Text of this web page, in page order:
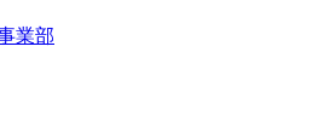
業部